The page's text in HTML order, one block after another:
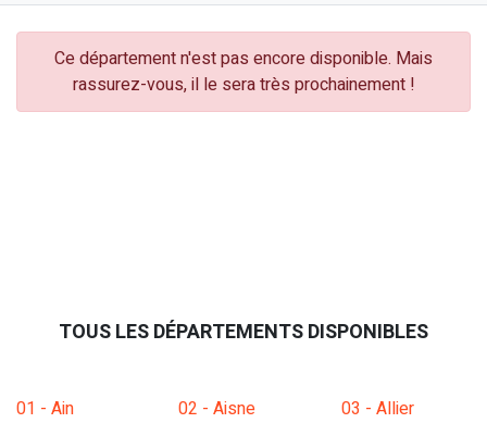
Ce département n'est pas encore disponible. Mais
rassurez-vous, il le sera très prochainement !
TOUS LES DÉPARTEMENTS DISPONIBLES
01 - Ain 02 - Aisne
03 - Allier